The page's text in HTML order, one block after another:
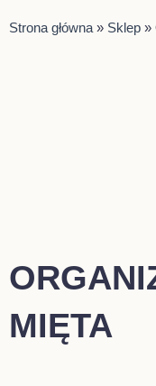
Strona główna » Sklep »
MIĘTA